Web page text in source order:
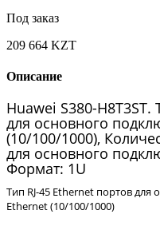
Под заказ
209 664 KZT
Описание
Huawei S380-
для основного
(10/100/1000),
для основного
Формат: 1U
Тип RJ-45 Ethernet портов
Ethernet (10/100/1000)